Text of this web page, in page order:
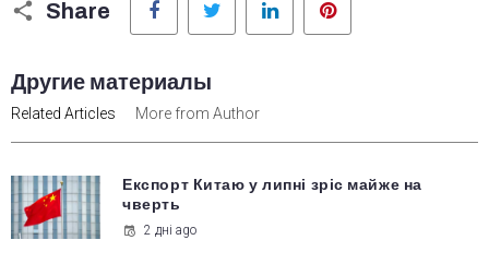
Share
Другие материалы
Related Articles More from Author
Експорт Китаю у липні зріс майже на
чверть
2 дні ago